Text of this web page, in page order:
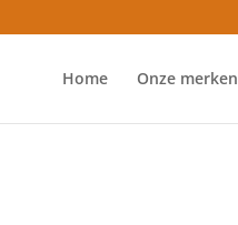
Home Onze merken